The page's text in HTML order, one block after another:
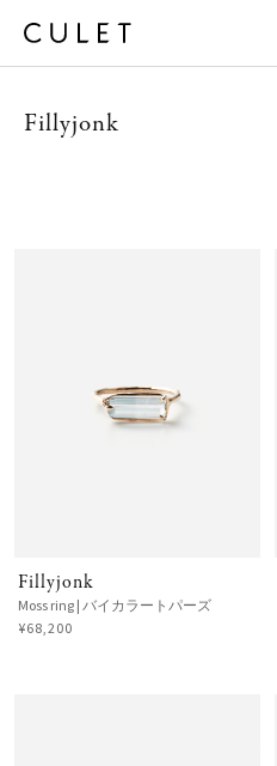
Fillyjonk
Fillyjonk
Moss ring | バイカラートパーズ
¥68,200